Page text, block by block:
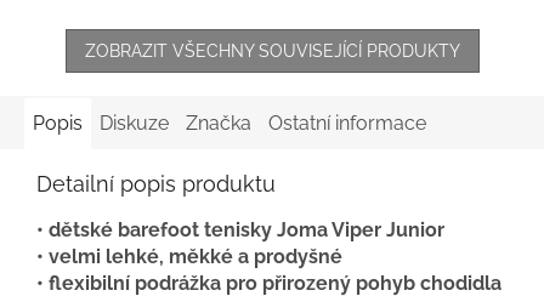
ZOBRAZIT VŠECHNY SOUVISEJÍCÍ PRODUKTY
Popis Diskuze Značka Ostatní informace
Detailní popis produktu
• dětské barefoot tenisky Joma Viper Junior
• velmi lehké, měkké a prodyšné
• flexibilní podrážka pro přirozený pohyb chodidla